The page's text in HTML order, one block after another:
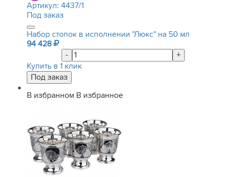
Артикул: 4437/1
Под заказ
Набор стопок в исполнении "Люкс" на 50 мл
94 428
-
+
Купить в 1 клик
В избранном В избранное